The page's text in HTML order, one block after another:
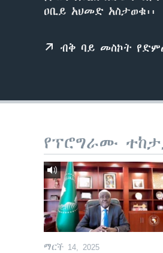
ዐቢይ አህመድ አስታወቁ፡፡
ብቅ ባይ መስኮት
የፕሮግራሙ
ማርች 14, 2025